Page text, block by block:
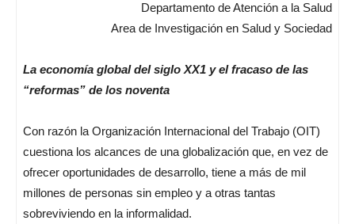
Departamento de Atención a la Salud
Area de Investigación en Salud y Sociedad
La economía global del siglo XX1 y el fracaso de las
“reformas” de los noventa
Con razón la Organización Internacional del Trabajo (OIT)
cuestiona los alcances de una globalización que, en vez de
ofrecer oportunidades de desarrollo, tiene a más de mil
millones de personas sin empleo y a otras tantas
sobreviviendo en la informalidad.